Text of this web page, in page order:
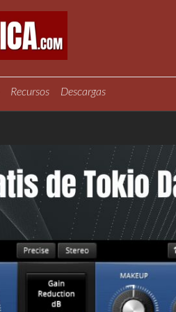
Recursos Descargas